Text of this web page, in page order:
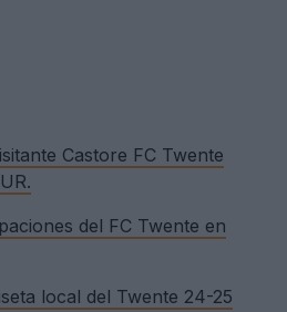
Castore FC Twente
del FC Twente en
local del Twente 24-25